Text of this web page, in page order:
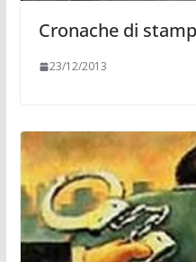
Cronache di
23/12/2013